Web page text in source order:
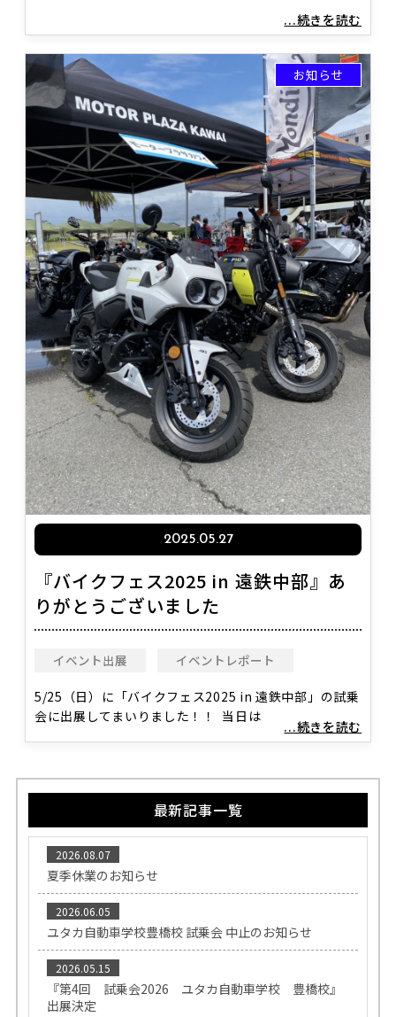
...続きを読む
2025.05.27
『バイクフェス2025 in 遠鉄中部』あ
りがとうございました
お知らせ
イベント出展 イベントレポート
5/25（日）に「バイクフェス2025 in 遠鉄中部」の試乗
会に出展してまいりました！！ 当日は
...続きを読む
最新記事一覧
2026.08.07
夏季休業のお知らせ
2026.06.05
ユタカ自動車学校豊橋校 試乗会 中止のお知らせ
2026.05.15
『第4回 試乗会2026 ユタカ自動車学校 豊橋校』
出展決定